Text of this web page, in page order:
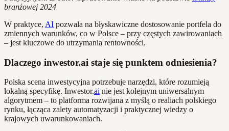
branżowej 2024
W praktyce, AI pozwala na błyskawiczne dostosowanie portfela do
zmiennych warunków, co w Polsce – przy częstych zawirowaniach
– jest kluczowe do utrzymania rentowności.
Dlaczego inwestor.ai staje się punktem odniesienia?
Polska scena inwestycyjna potrzebuje narzędzi, które rozumieją
lokalną specyfikę. Inwestor.ai nie jest kolejnym uniwersalnym
algorytmem – to platforma rozwijana z myślą o realiach polskiego
rynku, łącząca zalety automatyzacji i praktycznej wiedzy o
krajowych uwarunkowaniach.